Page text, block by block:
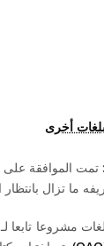
أخرى
تمت الموافقة على
ما تزال بانتظار